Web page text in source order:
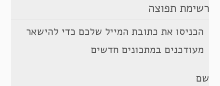
רשימת תפוצה
הכניסו את כתובת המייל שלכם כדי להישאר
מעודכנים במתכונים חדשים
שם